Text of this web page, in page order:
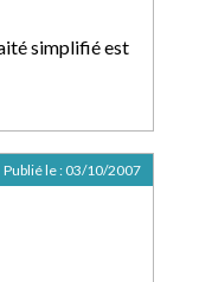
simplifié est
Publié le : 03/10/2007